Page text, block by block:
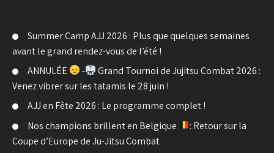
Summer Camp AJJ 2026 : Plus que quelques semaines
avant le grand rendez-vous de l’été !
ANNULÉE
-
Grand Tournoi de Jujitsu Combat 2026 :
Venez vibrer sur les tatamis le 28 juin !
AJJ en Fête 2026 : Le programme complet !
Nos champions brillent en Belgique
: Retour sur la
Coupe d’Europe de Ju-Jitsu Combat